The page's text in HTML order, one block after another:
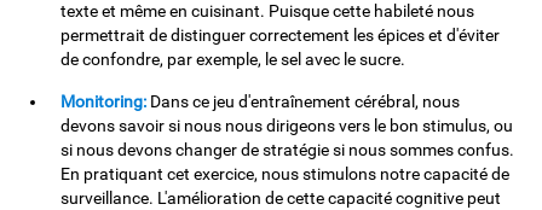
texte et même en cuisinant. Puisque cette habileté nous
permettrait de distinguer correctement les épices et d'éviter
de confondre, par exemple, le sel avec le sucre.
Monitoring: Dans ce jeu d'entraînement cérébral, nous
devons savoir si nous nous dirigeons vers le bon stimulus, ou
si nous devons changer de stratégie si nous sommes confus.
En pratiquant cet exercice, nous stimulons notre capacité de
surveillance. L'amélioration de cette capacité cognitive peut